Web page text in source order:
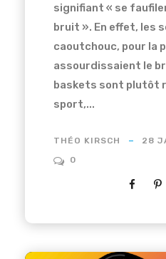
signifiant « se
bruit ». En effet, les
caoutchouc, pour la
assourdissaient le
baskets sont plutôt
sport,...
THÉO KIRSCH
28
0